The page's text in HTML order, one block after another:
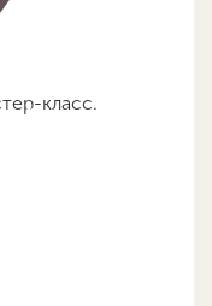
класс.